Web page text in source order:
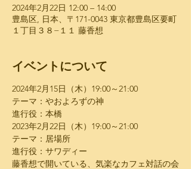
2024年2月22日 12:00 – 14:00
豊島区, 日本、〒171-0043 東京都豊島区要町
１丁目３８−１１ 藤香想
イベントについて
2024年2月15日（木）​19:00～21:00 ​
テーマ：やおよろずの神
進行役：本橋
2023年2月22日（木）​19:00～21:00
テーマ：居場所
進行役：サワディー
藤香想で開いている、気楽なカフェ対話の会